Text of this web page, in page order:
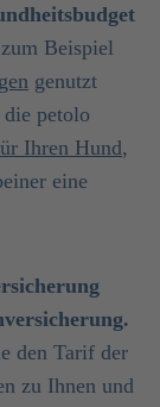
Beispiel
genutzt
petolo
Ihren Hund,
eine
den Tarif der
zu Ihnen und